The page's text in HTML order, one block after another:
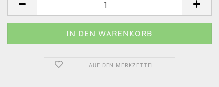
AUF DEN MERKZETTEL